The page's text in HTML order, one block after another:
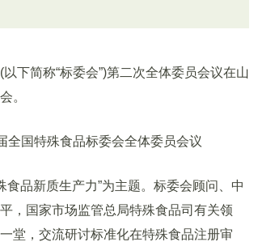
简称“标委会”)第二次全体委员会议在山
。
新质生产力”为主题。标委会顾问、中
，国家市场监管总局特殊食品司有关领
堂，交流研讨标准化在特殊食品注册审